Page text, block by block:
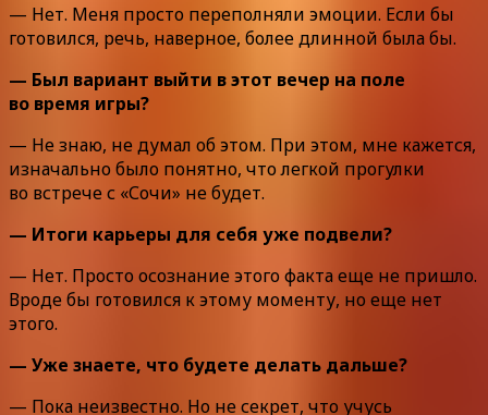
— Нет. Меня просто переполняли эмоции. Если бы
готовился, речь, наверное, более длинной была бы.
— Был вариант выйти в этот вечер на поле
во время игры?
— Не знаю, не думал об этом. При этом, мне кажется,
изначально было понятно, что легкой прогулки
во встрече с «Сочи» не будет.
— Итоги карьеры для себя уже подвели?
— Нет. Просто осознание этого факта еще не пришло.
Вроде бы готовился к этому моменту, но еще нет
этого.
— Уже знаете, что будете делать дальше?
— Пока неизвестно. Но не секрет, что учусь